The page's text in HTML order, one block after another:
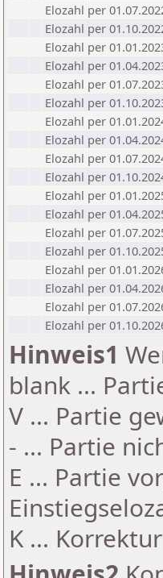
Elozahl per
Elozahl per
Elozahl per
Elozahl per
Elozahl per
Elozahl per
Elozahl per
Elozahl per
Elozahl per
Elozahl per
Elozahl per
Elozahl per
Elozahl per
Elozahl per
Elozahl per
Elozahl per
Elozahl per
Elozahl per
Hinweis1
blank ...
V ... Partie
- ... Partie
E ... Partie
K ...